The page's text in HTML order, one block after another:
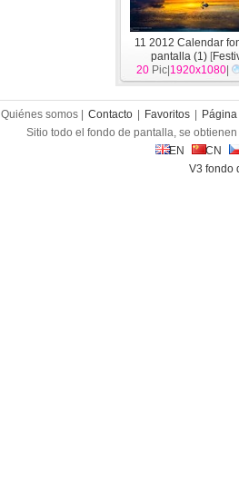
11 2012 Calendar
pantalla (1) [
20 Pic| 1920x1080
Quiénes somos | Contacto Favoritos
Sitio todo el fondo de pantalla, se
EN
CN
V3 fondo